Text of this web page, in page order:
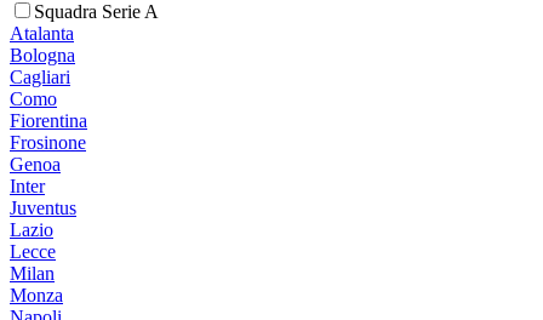
Squadra Serie A
Atalanta
Bologna
Cagliari
Como
Fiorentina
Frosinone
Genoa
Inter
Juventus
Lazio
Lecce
Milan
Monza